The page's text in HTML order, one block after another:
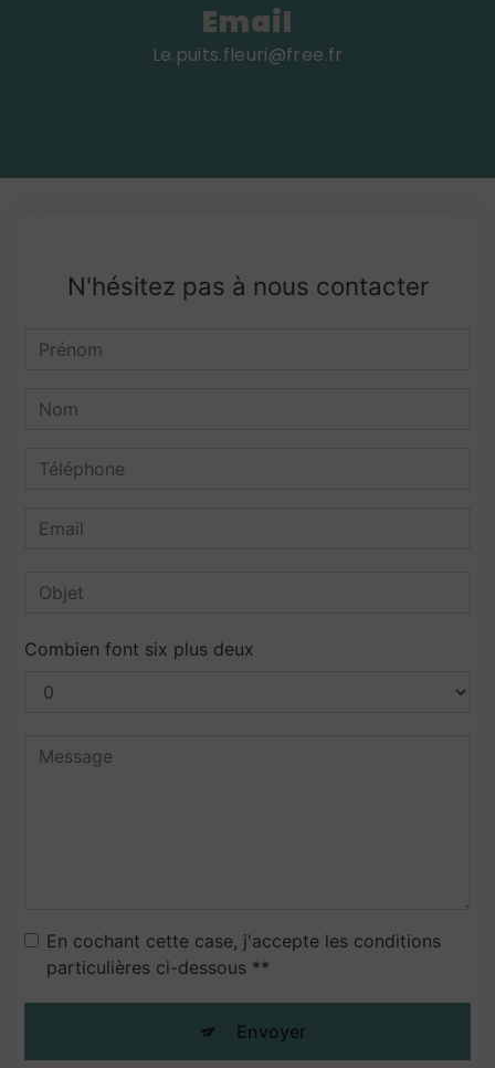
Email
le.puits.fleuri@free.fr
N'hésitez pas à nous contacter
Combien font six plus deux
En cochant cette case, j'accepte les conditions
particulières ci-dessous **
Envoyer